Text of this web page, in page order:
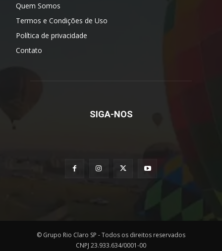
Quem Somos
Termos e Condições de Uso
Política de privacidade
Contato
SIGA-NOS
© Grupo Rio Claro SP - Todos os direitos reservados
CNPJ 23.933.634/0001-00